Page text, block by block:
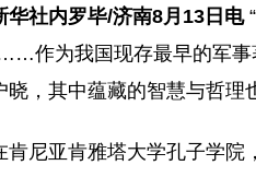
华社内罗毕/济南8月13日电
作为我国现存最早的军事
晓，其中蕴藏的智慧与哲
肯尼亚肯雅塔大学孔子学院